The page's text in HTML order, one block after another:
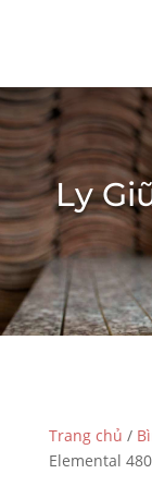
Ly
Trang chủ /
Elemental